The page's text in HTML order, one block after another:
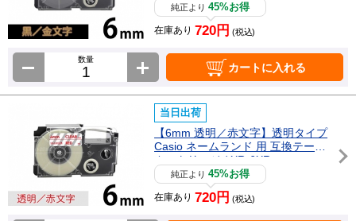
BKG純正より45%お得
在庫あり 720円 (税込)
数量
カートに入れる
当日出荷
【6mm 透明／赤文字】透明タイプ
Casio ネームランド 用 互換テープ
カートリッジ / XR-6XR
純正より45%お得
在庫あり 720円 (税込)